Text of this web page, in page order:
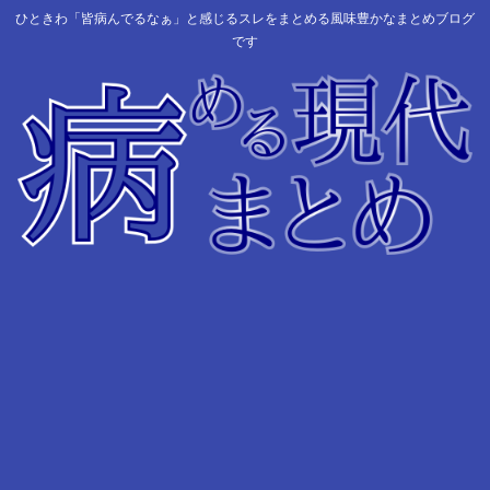
ひときわ「皆病んでるなぁ」と感じるスレをまとめる風味豊かなまとめブログ
です